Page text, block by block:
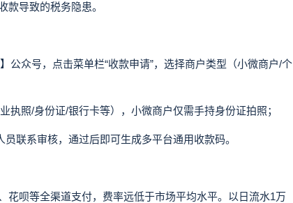
款导致的税务隐患。
众号，点击菜单栏“收款申请”，选择商户类型（小微商户/个
照/身份证/银行卡等），小微商户仅需手持身份证拍照；
系审核，通过后即可生成多平台通用收款码。
呗等全渠道支付，费率远低于市场平均水平。以日流水1万